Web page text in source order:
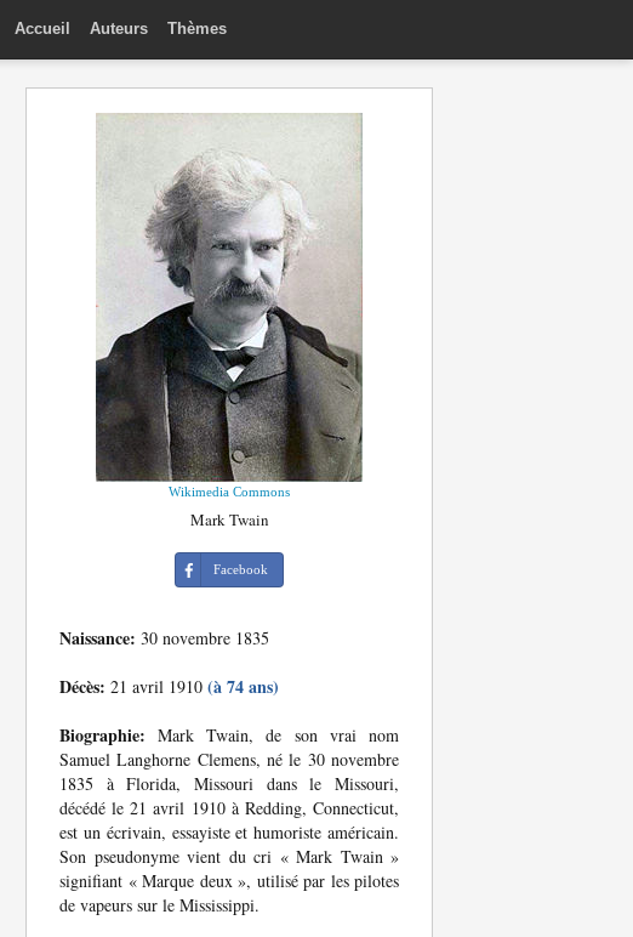
Accueil Auteurs Thèmes
Wikimedia Commons
Mark Twain
Facebook
Naissance: 30 novembre 1835
Décès: 21 avril 1910 (à 74 ans)
Biographie: Mark Twain, de son vrai nom
Samuel Langhorne Clemens, né le 30 novembre
1835 à Florida, Missouri dans le Missouri,
décédé le 21 avril 1910 à Redding, Connecticut,
est un écrivain, essayiste et humoriste américain.
Son pseudonyme vient du cri « Mark Twain »
signifiant « Marque deux », utilisé par les pilotes
de vapeurs sur le Mississippi.